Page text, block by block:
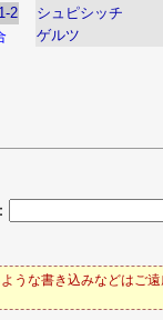
1-2
シュピシッチ
ゲルツ
うな書き込みなどはご